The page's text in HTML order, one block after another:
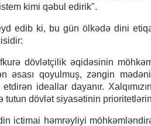
kimi qəbul edirik".
edib ki, bu gün ölkədə dini
dövlətçilik əqidəsinin
əsası qoyulmuş, zəngin
ideallar dayanır.
tutun dövlət siyasətinin
ictimai həmrəyliyi